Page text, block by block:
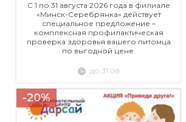
С 1 по 31 августа 2026 года в филиале
«Минск-Серебрянка» действует
специальное предложение –
комплексная профилактическая
проверка здоровья вашего питомца
по выгодной цене.
до 31.08
-20%